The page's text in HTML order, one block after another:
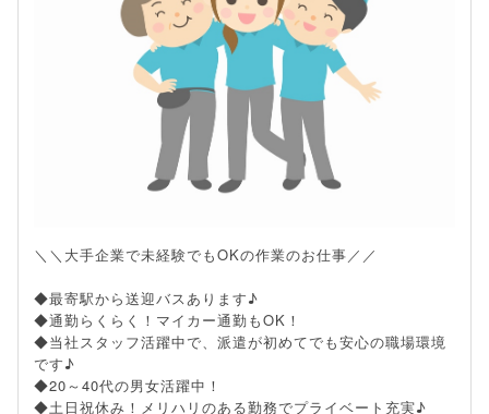
＼＼大手企業で未経験でもOKの作業のお仕事／／
◆最寄駅から送迎バスあります♪
◆通勤らくらく！マイカー通勤もOK！
◆当社スタッフ活躍中で、派遣が初めてでも安心の職場環境
です♪
◆20～40代の男女活躍中！
◆土日祝休み！メリハリのある勤務でプライベート充実♪